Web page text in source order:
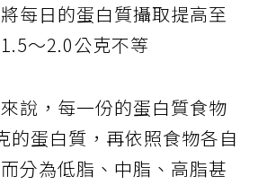
每日的蛋白質攝取提高至
～2.0公克不等
說，每一份的蛋白質食物
的蛋白質，再依照食物各自
分為低脂、中脂、高脂甚